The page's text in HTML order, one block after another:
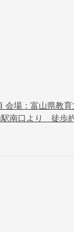
会場：富山県教
口より 徒歩